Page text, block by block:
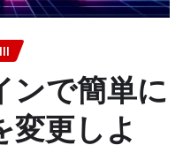
ンで簡単に
変更しよ